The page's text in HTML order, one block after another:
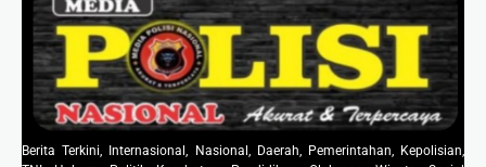
Berita Terkini, Internasional, Nasional, Daerah, Pemerintahan, Kepolisian,